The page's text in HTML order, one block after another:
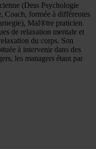
(Dess Psychologie
Coach, formée à différentes
MaI®tre praticien
de relaxation mentale et
du corps. Son
à intervenir dans des
les managers étant par